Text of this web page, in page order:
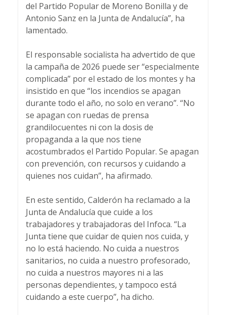
del Partido Popular de Moreno Bonilla y de
Antonio Sanz en la Junta de Andalucía”, ha
lamentado.
El responsable socialista ha advertido de que
la campaña de 2026 puede ser “especialmente
complicada” por el estado de los montes y ha
insistido en que “los incendios se apagan
durante todo el año, no solo en verano”. “No
se apagan con ruedas de prensa
grandilocuentes ni con la dosis de
propaganda a la que nos tiene
acostumbrados el Partido Popular. Se apagan
con prevención, con recursos y cuidando a
quienes nos cuidan”, ha afirmado.
En este sentido, Calderón ha reclamado a la
Junta de Andalucía que cuide a los
trabajadores y trabajadoras del Infoca. “La
Junta tiene que cuidar de quien nos cuida, y
no lo está haciendo. No cuida a nuestros
sanitarios, no cuida a nuestro profesorado,
no cuida a nuestros mayores ni a las
personas dependientes, y tampoco está
cuidando a este cuerpo”, ha dicho.